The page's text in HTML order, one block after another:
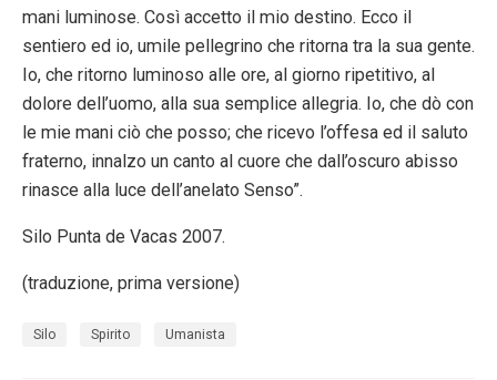
mani luminose. Così accetto il mio destino. Ecco il
sentiero ed io, umile pellegrino che ritorna tra la sua gente.
Io, che ritorno luminoso alle ore, al giorno ripetitivo, al
dolore dell’uomo, alla sua semplice allegria. Io, che dò con
le mie mani ciò che posso; che ricevo l’offesa ed il saluto
fraterno, innalzo un canto al cuore che dall’oscuro abisso
rinasce alla luce dell’anelato Senso”.
Silo Punta de Vacas 2007.
(traduzione, prima versione)
Silo Spirito Umanista